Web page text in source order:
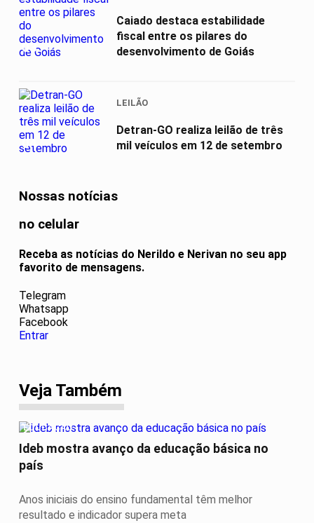
03
Caiado destaca estabilidade
fiscal entre os pilares do
desenvolvimento de Goiás
04
LEILÃO
Detran-GO realiza leilão de três
mil veículos em 12 de setembro
Nossas notícias
no celular
Receba as notícias do Nerildo e Nerivan no seu app
favorito de mensagens.
Telegram
Whatsapp
Facebook
Entrar
Veja Também
EDUCAÇÃO
Ideb mostra avanço da educação básica no
país
Anos iniciais do ensino fundamental têm melhor
resultado e indicador supera meta